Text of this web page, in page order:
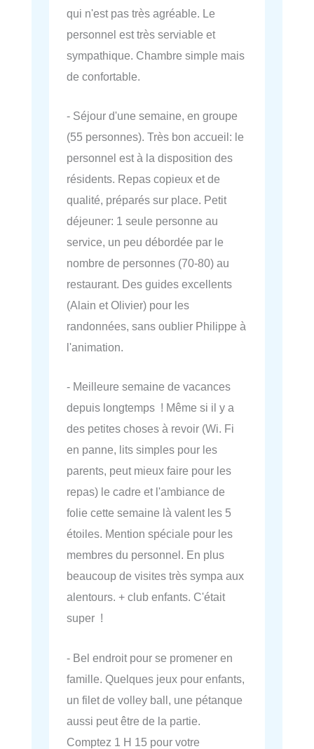
qui n'est pas très agréable. Le
personnel est très serviable et
sympathique. Chambre simple mais
de confortable.
- Séjour d'une semaine, en groupe
(55 personnes). Très bon accueil: le
personnel est à la disposition des
résidents. Repas copieux et de
qualité, préparés sur place. Petit
déjeuner: 1 seule personne au
service, un peu débordée par le
nombre de personnes (70-80) au
restaurant. Des guides excellents
(Alain et Olivier) pour les
randonnées, sans oublier Philippe à
l'animation.
- Meilleure semaine de vacances
depuis longtemps ! Même si il y a
des petites choses à revoir (Wi. Fi
en panne, lits simples pour les
parents, peut mieux faire pour les
repas) le cadre et l'ambiance de
folie cette semaine là valent les 5
étoiles. Mention spéciale pour les
membres du personnel. En plus
beaucoup de visites très sympa aux
alentours. + club enfants. C'était
super !
- Bel endroit pour se promener en
famille. Quelques jeux pour enfants,
un filet de volley ball, une pétanque
aussi peut être de la partie.
Comptez 1 H 15 pour votre